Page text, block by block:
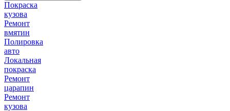
Покраска
кузова
Ремонт
вмятин
Полировка
авто
Локальная
покраска
Ремонт
царапин
Ремонт
кузова